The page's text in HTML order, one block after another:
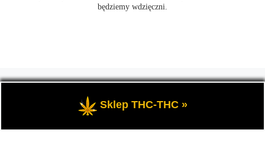
będziemy wdzięczni.
wszystko o uprawie i hodowli marihunay, roślin konopi indoor
oraz outdoor.
Sklep THC-THC »